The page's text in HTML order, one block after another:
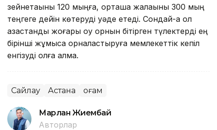
зейнетақыны 120 мыңға, орташа жалақыны 300 мың
теңгеге дейін көтеруді уәде етеді. Сондай-ақ ол
қазақстандық жоғары оқу орнын бітірген түлектерді ең
бірінші жұмысқа орналастыруға мемлекеттік кепіл
енгізуді қолға алмақ.
Сайлау Астана Қоғам
Марлан Жиембай
Авторлар